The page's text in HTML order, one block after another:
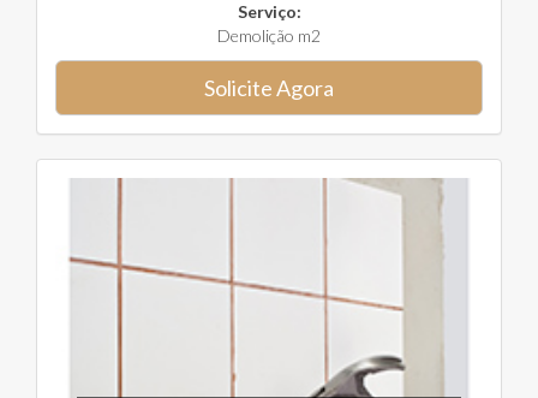
Serviço:
Demolição m2
Solicite Agora